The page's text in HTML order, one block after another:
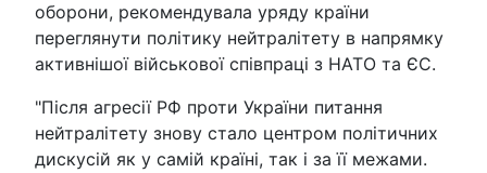
оборони, рекомендувала уряду країни
переглянути політику нейтралітету в напрямку
активнішої військової співпраці з НАТО та ЄС.
"Після агресії РФ проти України питання
нейтралітету знову стало центром політичних
дискусій як у самій країні, так і за її межами.